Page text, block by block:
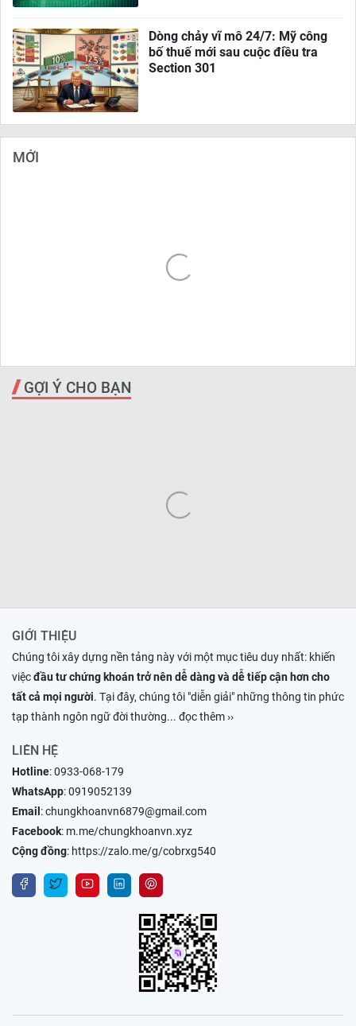
Dòng chảy vĩ mô 24/7: Mỹ công
bố thuế mới sau cuộc điều tra
Section 301
MỚI
GỢI Ý CHO BẠN
GIỚI THIỆU
Chúng tôi xây dựng nền tảng này với một mục tiêu duy nhất: khiến
việcđầu tư chứng khoán trở nên dễ dàng và dễ tiếp cận hơn cho
tất cả mọi người. Tại đây, chúng tôi "diễn giải" những thông tin phức
tạp thành ngôn ngữ đời thường... đọc thêm ››
LIÊN HỆ
Hotline:0933-068-179
WhatsApp:0919052139
Email :chungkhoanvn6879@gmail.com
Facebook: m.me/chungkhoanvn.xyz
Cộng đồng: https://zalo.me/g/cobrxg540